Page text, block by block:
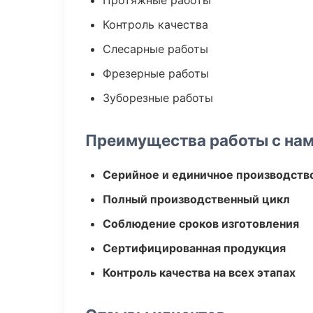
Контроль качества
Слесарные работы
Фрезерные работы
Зуборезные работы
Преимущества работы с
Серийное и единичное
Полный производственный цикл
Соблюдение сроков изготовления
Сертифицированная продукция
Контроль качества на всех этапах